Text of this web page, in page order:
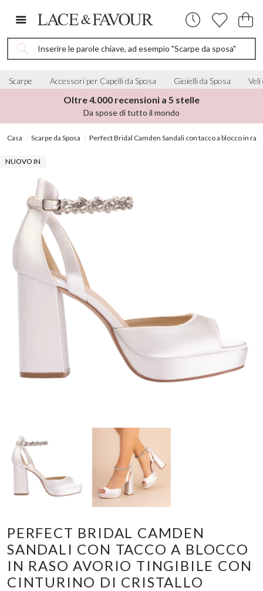
Inserire le parole chiave, ad esempio "Scarpe da sposa"
Scarpe Accessori per Capelli da Sposa Gioielli da Sposa Veli
Oltre 4.000 recensioni a 5 stelle
Da spose di tutto il mondo
Casa Scarpe da Sposa Perfect Bridal Camden Sandali con tacco a blocco in
NUOVO IN
PERFECT BRIDAL CAMDEN
SANDALI CON TACCO A BLOCCO
IN RASO AVORIO TINGIBILE CON
CINTURINO DI CRISTALLO